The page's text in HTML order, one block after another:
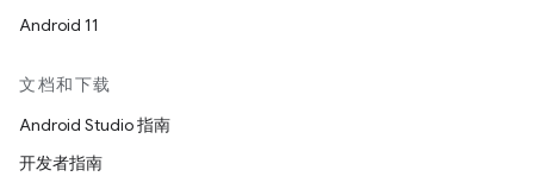
Android 11
文档和下载
Android Studio 指南
开发者指南